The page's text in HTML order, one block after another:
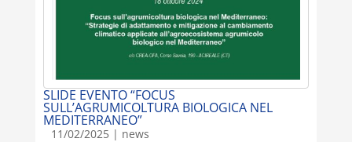
SLIDE EVENTO “FOCUS
SULL’AGRUMICOLTURA BIOLOGICA NEL
MEDITERRANEO”
11/02/2025| news